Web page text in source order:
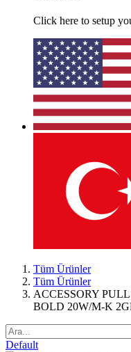
Click here to setup
Tüm Ürünler
Tüm Ürünler
ACCESSORY
BOLD 20W/M-K
Default